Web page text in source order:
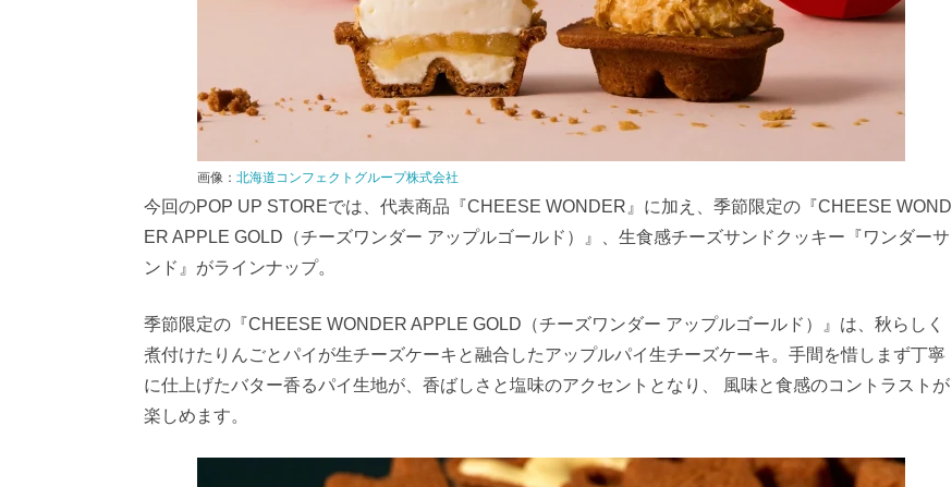
画像： 北海道コンフェクトグループ株式会社
今回のPOP UP STOREでは、代表商品『CHEESE WONDER』に加え、季節限定の『CHEESE WOND
ER APPLE GOLD（チーズワンダー アップルゴールド）』、生食感チーズサンドクッキー『ワンダーサ
ンド』がラインナップ。
季節限定の『CHEESE WONDER APPLE GOLD（チーズワンダー アップルゴールド）』は、秋らしく
煮付けたりんごとパイが生チーズケーキと融合したアップルパイ生チーズケーキ。手間を惜しまず丁寧
に仕上げたバター香るパイ生地が、香ばしさと塩味のアクセントとなり、 風味と食感のコントラストが
楽しめます。